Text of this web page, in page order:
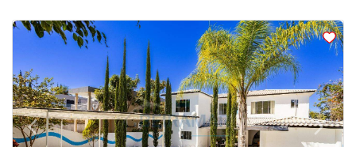
arrow_back_iosPrevious arrow_forward_iosNext